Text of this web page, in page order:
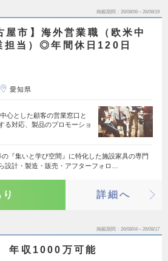
掲載期間 26/08/06～26/08/19
屋市】海外営業職（欧米中
担当）◎年間休日120日
愛知県
心とした顧客の営業窓口と
る対応、製品のプロモーショ
の『集いと学び空間』に特化した施設家具の専門
設計・製造・販売・アフターフォロ…
詳細へ
掲載期間 26/08/04～26/08/17
収1000万可能